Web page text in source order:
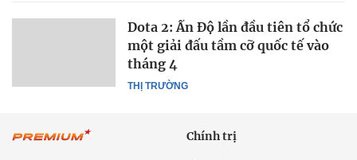
THỊ TRƯỜNG
Dota 2: Ấn Độ lần đầu tiên tổ chức
một giải đấu tầm cỡ quốc tế vào
tháng 4
Chính trị